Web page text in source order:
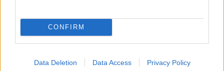
CONFIRM
Data Deletion Data Access Privacy Policy
καλάθια και κερδίσαμε. Χωρίς τον κόουτς
δεν θα μπορούσαμε να κάνουμε τίποτα».
Ολυμπιακό στον Παναθηναϊκό αλλά και αυτή